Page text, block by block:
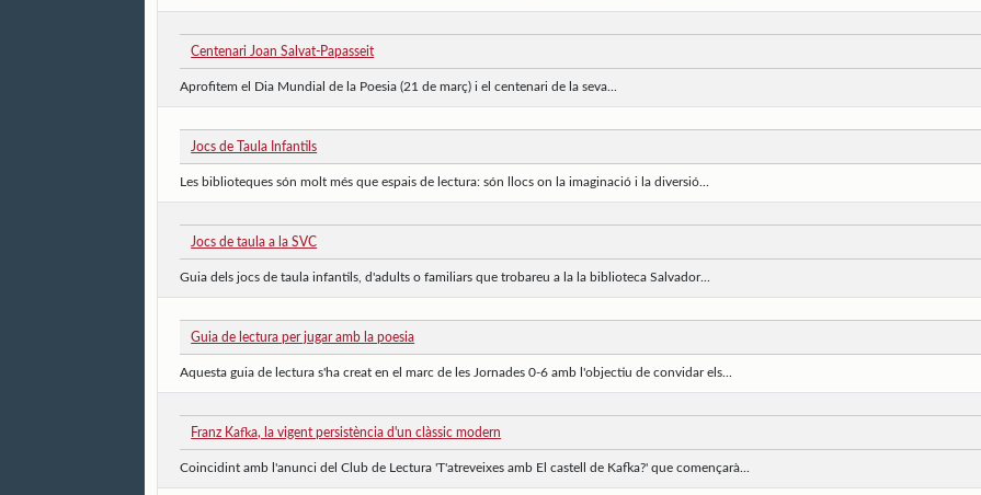
Centenari Joan Salvat-Papasseit
Aprofitem el Dia Mundial de la Poesia (21 de març) i el centenari de la seva...
Jocs de Taula Infantils
Les biblioteques són molt més que espais de lectura: són llocs on la imaginació i la diversió...
Jocs de taula a la SVC
Guia dels jocs de taula infantils, d'adults o familiars que trobareu a la la biblioteca Salvador...
Guia de lectura per jugar amb la poesia
Aquesta guia de lectura s'ha creat en el marc de les Jornades 0-6 amb l'objectiu de convidar els...
Franz Kafka, la vigent persistència d'un clàssic modern
Coincidint amb l'anunci del Club de Lectura 'T'atreveixes amb El castell de Kafka?' que començarà...